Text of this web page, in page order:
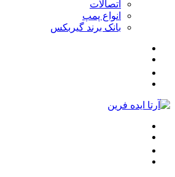
اتصالات
انواع پمپ
بانک برند گیربکس